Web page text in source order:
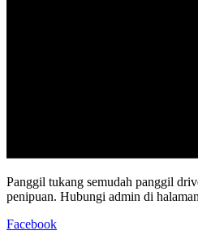
Panggil tukang semudah panggil
penipuan. Hubungi admin di halaman
Facebook